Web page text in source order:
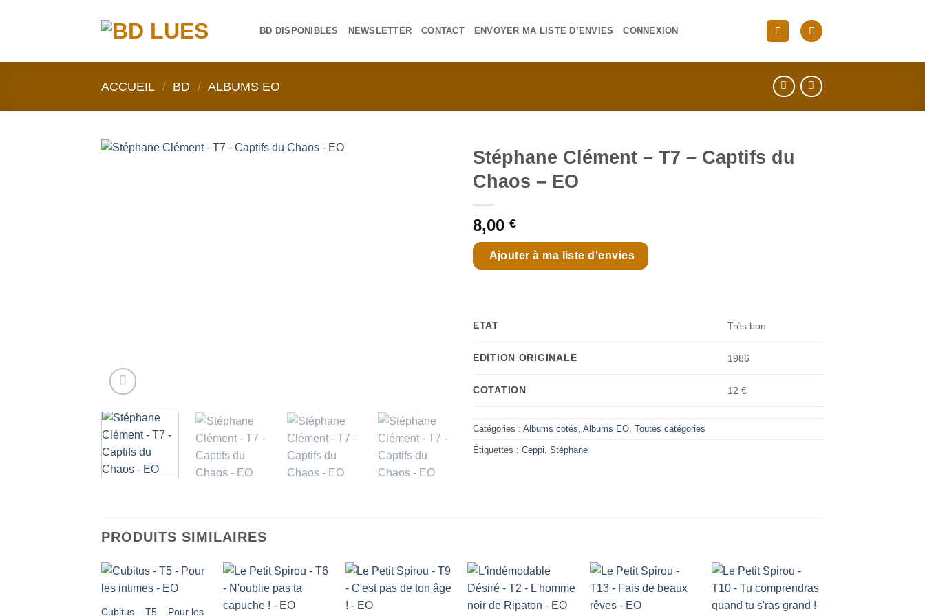
BD DISPONIBLES NEWSLETTER CONTACT ENVOYER MA LISTE D’ENVIES CONNEXION
ACCUEIL / BD / ALBUMS EO
Stéphane Clément – T7 – Captifs du
Chaos – EO
8,00 €
Ajouter à ma liste d'envies
ETAT Très bon
EDITION ORIGINALE 1986
COTATION 12 €
Catégories : Albums cotés Albums EO Toutes catégories
Étiquettes : Ceppi Stéphane
PRODUITS SIMILAIRES
Cubitus – T5 – Pour les
Ajouter Ajouter Ajouter Ajouter